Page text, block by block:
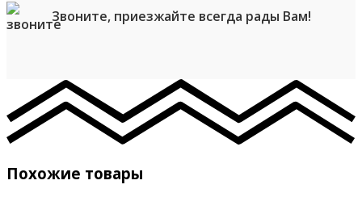
Звоните, приезжайте всегда рады Вам!
Похожие товары